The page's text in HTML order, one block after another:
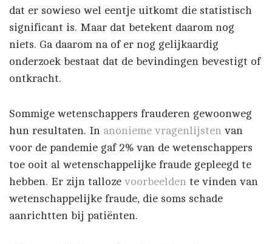
dat er sowieso wel eentje uitkomt die statistisch
significant is. Maar dat betekent daarom nog
niets. Ga daarom na of er nog gelijkaardig
onderzoek bestaat dat de bevindingen bevestigt of
ontkracht.
Sommige wetenschappers frauderen gewoonweg
hun resultaten. In anonieme vragenlijsten van
voor de pandemie gaf 2% van de wetenschappers
toe ooit al wetenschappelijke fraude gepleegd te
hebben. Er zijn talloze voorbeelden te vinden van
wetenschappelijke fraude, die soms schade
aanrichtten bij patiënten.